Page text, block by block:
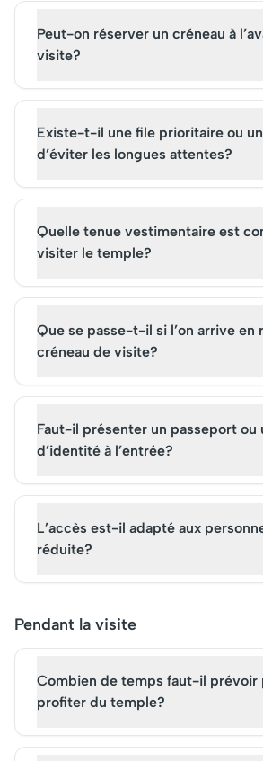
d'histoire et de culture.
Peut-on réserver un créneau à
visite?
Existe-t-il une file prioritaire ou
d’éviter les longues attentes?
Quelle tenue vestimentaire est
visiter le temple?
Que se passe-t-il si l’on arrive en
créneau de visite?
Faut-il présenter un passeport ou
d’identité à l’entrée?
L’accès est-il adapté aux
réduite?
Pendant la visite
Combien de temps faut-il prévoir
profiter du temple?